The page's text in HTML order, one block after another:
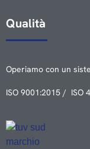
Qualità
Operiamo con un
ISO 9001:2015 / ISO